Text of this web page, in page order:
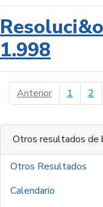
1.998
Anteriorpágina
1 2
Otros resultados de
Otros Resultados
Calendario